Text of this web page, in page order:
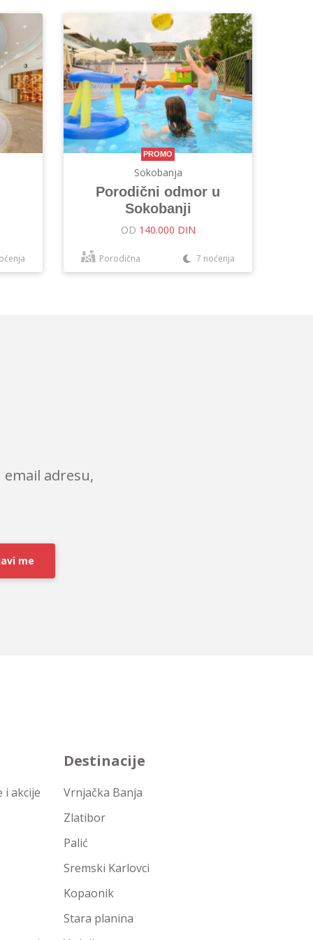
PROMO
Sokobanja
Porodični odmor u
Sokobanji
OD 140.000 DIN
Porodična 7 noćenja
adresu,
me
i akcije
Destinacije
Vrnjačka Banja
Zlatibor
Palić
Sremski Karlovci
Kopaonik
Stara planina